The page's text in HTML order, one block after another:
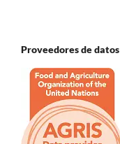
Proveedores de